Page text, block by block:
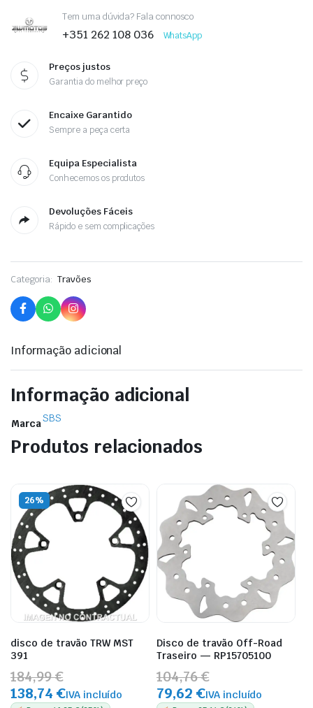
Tem uma dúvida? Fala connosco
+351 262 108 036 WhatsApp
Preços justos
Garantia do melhor preço
Encaixe Garantido
Sempre a peça certa
Equipa Especialista
Conhecemos os produtos
Devoluções Fáceis
Rápido e sem complicações
Categoria: Travões
Informação adicional
Informação adicional
MarcaSBS
Produtos relacionados
26%
disco de travão TRW MST
391
184,99 €
138,74 €IVA incluído
Disco de travão Off-Road
Traseiro — RP15705100
104,76 €
79,62 €IVA incluído